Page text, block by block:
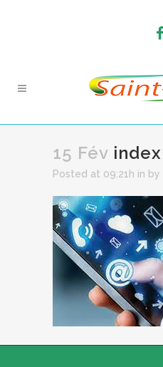
15 Fév index
Posted at 09:21h in by